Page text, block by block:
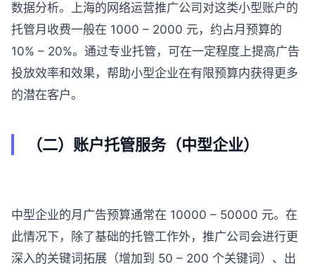
数据分析。上海的网络运营推广公司对这类小型账户的
托管月收费一般在 1000 – 2000 元，约占月预算的
10% – 20%。通过专业托管，可在一定程度上提高广告
投放效率和效果，帮助小型企业在有限预算内获得更多
的潜在客户。
（二）账户托管服务（中型企业）
中型企业的月广告预算通常在 10000 – 50000 元。在
此情况下，除了基础的托管工作外，推广公司会进行更
深入的关键词拓展（增加到 50 – 200 个关键词）、出